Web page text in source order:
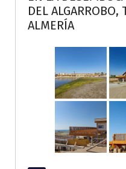
DEL ALGARROBO,
ALMERÍA